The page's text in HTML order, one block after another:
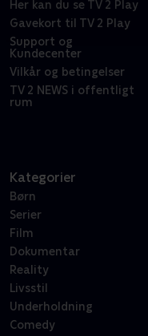
Her kan du se TV 2 Play
Gavekort til TV 2 Play
Support og
Kundecenter
Vilkår og betingelser
TV 2 NEWS i offentligt
rum
Kategorier
Børn
Serier
Film
Dokumentar
Reality
Livsstil
Underholdning
Comedy